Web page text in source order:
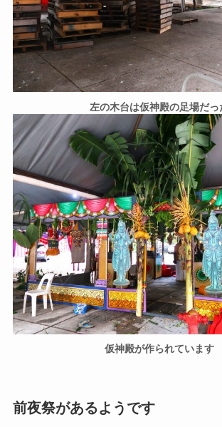
左の木台は仮神殿の足場だっ
仮神殿が作られています
前夜祭があるようです